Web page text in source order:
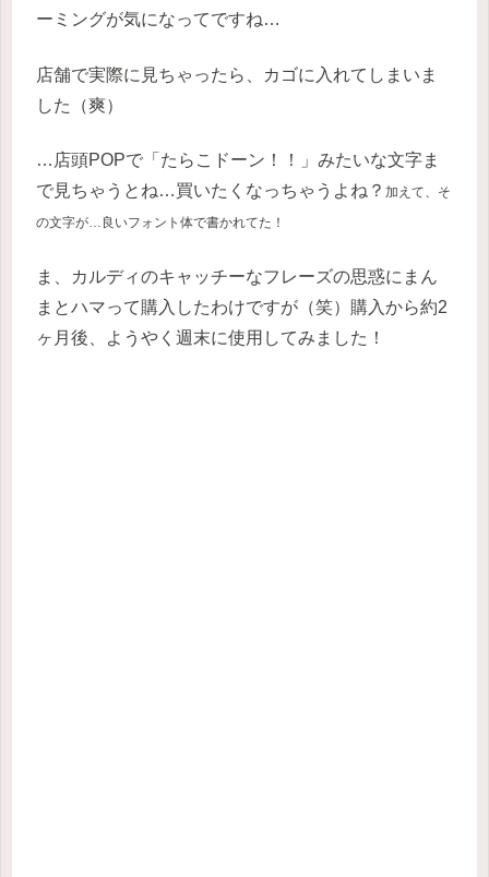
ーミングが気になってですね…
店舗で実際に見ちゃったら、カゴに入れてしまいま
した（爽）
…店頭POPで「たらこドーン！！」みたいな文字ま
で見ちゃうとね…買いたくなっちゃうよね？ 加えて、そ
の文字が… 良いフォント体で書かれてた！
ま、カルディのキャッチーなフレーズの思惑にまん
まとハマって購入したわけですが（笑）購入から約2
ヶ月後、ようやく週末に使用してみました！